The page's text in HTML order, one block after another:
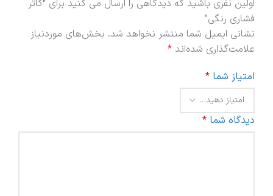
اولین نفری باشید که دیدگاهی را ارسال می کنید برای “کاتر
فشاری رنگی”
نشانی ایمیل شما منتشر نخواهد شد. بخش‌های موردنیاز
علامت‌گذاری شده‌اند *
امتیاز شما *
دیدگاه شما *